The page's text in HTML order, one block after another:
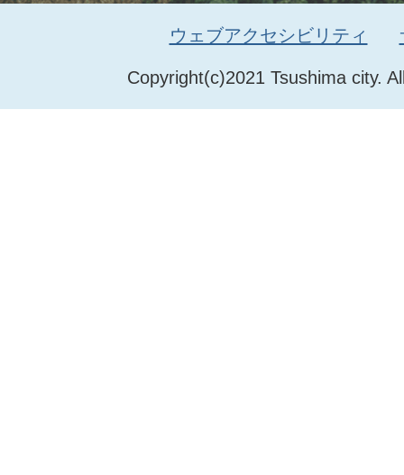
Copyright(c)2021 Tsushima city.
ウェブアクセシビリティ